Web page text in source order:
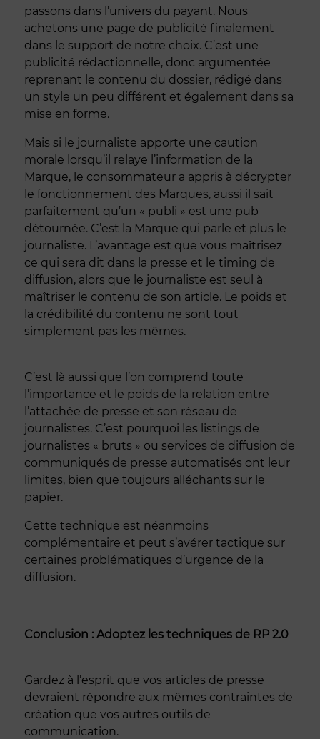
passons dans l’univers du payant. Nous
achetons une page de publicité finalement
dans le support de notre choix. C’est une
publicité rédactionnelle, donc argumentée
reprenant le contenu du dossier, rédigé dans
un style un peu différent et également dans sa
mise en forme.
Mais si le journaliste apporte une caution
morale lorsqu’il relaye l’information de la
Marque, le consommateur a appris à décrypter
le fonctionnement des Marques, aussi il sait
parfaitement qu’un « publi » est une pub
détournée. C’est la Marque qui parle et plus le
journaliste. L’avantage est que vous maîtrisez
ce qui sera dit dans la presse et le timing de
diffusion, alors que le journaliste est seul à
maîtriser le contenu de son article. Le poids et
la crédibilité du contenu ne sont tout
simplement pas les mêmes.
C’est là aussi que l’on comprend toute
l’importance et le poids de la relation entre
l’attachée de presse et son réseau de
journalistes. C’est pourquoi les listings de
journalistes « bruts » ou services de diffusion de
communiqués de presse automatisés ont leur
limites, bien que toujours alléchants sur le
papier.
Cette technique est néanmoins
complémentaire et peut s’avérer tactique sur
certaines problématiques d’urgence de la
diffusion.
Conclusion : Adoptez les techniques de RP 2.0
Gardez à l’esprit que vos articles de presse
devraient répondre aux mêmes contraintes de
création que vos autres outils de
communication.